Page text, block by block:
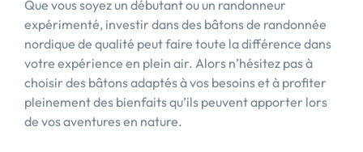
Que vous soyez un débutant ou un randonneur
expérimenté, investir dans des bâtons de randonnée
nordique de qualité peut faire toute la différence dans
votre expérience en plein air. Alors n’hésitez pas à
choisir des bâtons adaptés à vos besoins et à profiter
pleinement des bienfaits qu’ils peuvent apporter lors
de vos aventures en nature.